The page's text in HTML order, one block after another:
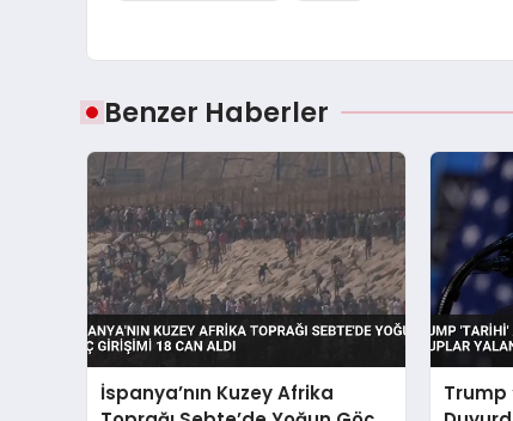
Benzer Haberler
İspanya’nın Kuzey Afrika
Trump